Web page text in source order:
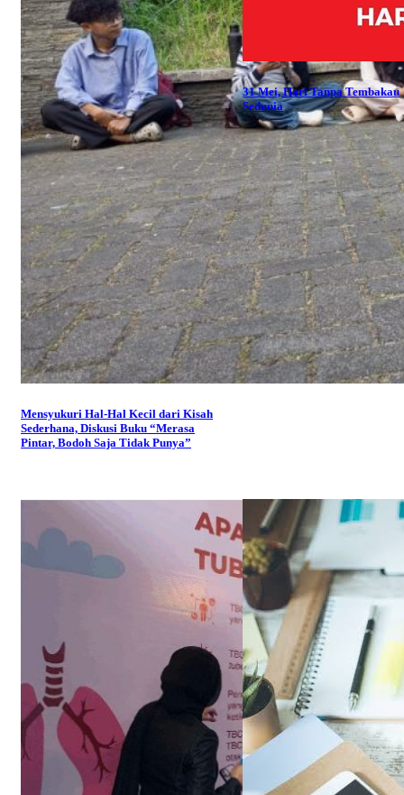
Mensyukuri Hal-Hal Kecil dari Kisah
Sederhana, Diskusi Buku “Merasa
Pintar, Bodoh Saja Tidak Punya”
31 Mei, Hari Tanpa Tembakau
Sedunia